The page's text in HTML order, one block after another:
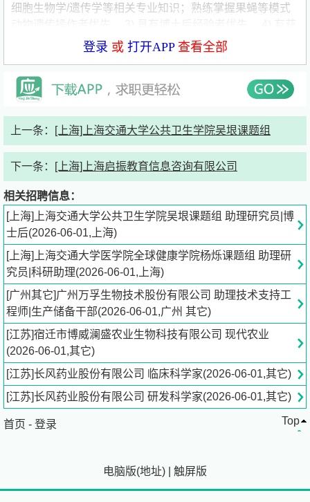
细胞生物学/遗传学等相关专业知识；熟练掌握果蝇等模式
得国家级或省部级科研项目的经验者优先。 5) 具备独立设
上以第一/通讯作者发表过高质量学术论文；
独立或协助课题组长开展科研工作； 2) 协助课题组长指导
作。3. 薪资待遇 应聘者一经录用，其工资、福利和社会保
二、科研助理1名1.岗位要求1) 拥有本科或以上学位（或即
将取得学位）； 2) 具有遗传学、分子生物学或相关研究背
景；2.岗位职责1) 在课题组长指导下开展课题研究； 2) 协
助课题组长处理实验室相关行政事务；3.薪资待遇提供有
竞争力的薪酬待遇，缴纳社保公积金，享有学校公共资源服
务等，具体面议。三、申请方式1.申请材料1) 个人简历
（包括研究兴趣、学习和工作经历、科研业绩、发表文章、
实验技能、获奖情况等）； 2) 2名以上推荐人（推荐人姓名
+联系方式）。2.联系方式发送邮件至：
lmys2356@live.cn。邮件标题请注明“姓名+应聘岗位”。申
请者信息将严格保密，初审合格者通知面试。 上海交通大
学医学院-国家热带病研究中心 全球健康学院 2026年5月
登录 或 打开APP查看全部
上一条： [上海]上海交通大学公共卫生学院吴垠课题组
下一条： [上海]上海启振教育信息咨询有限公司
相关招聘信息：
[上海]上海交通大学公共卫生学院吴垠课题组 助理研究员|博
士后(2026-06-01,上海)
[上海]上海交通大学医学院全球健康学院杨烁课题组 助理研
究员|科研助理(2026-06-01,上海)
[广州其它]广州万孚生物技术股份有限公司 助理技术支持工
程师|生产储备干部(2026-06-01,广州 其它)
[江苏]宿迁市博威澜盛农业生物科技有限公司 现代农业
(2026-06-01,其它)
[江苏]长风药业股份有限公司 临床科学家(2026-06-01,其它)
[江苏]长风药业股份有限公司 研发科学家(2026-06-01,其它)
首页 - 登录 Top
电脑版(地址) 触屏版